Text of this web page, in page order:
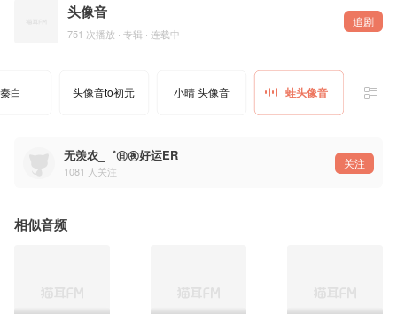
头像音
751 次播放 · 专辑 · 连载中
追剧
白 头像音to初元 小晴 头像音 蛙头像音
无羡农_゛㊐㊰好运ER
1081 人关注
关注
相似音频